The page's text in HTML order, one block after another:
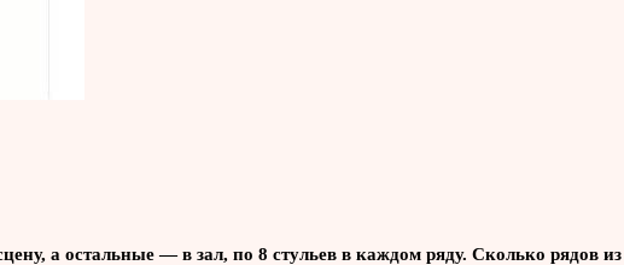
а остальные — в зал, по 8 стульев в каждом ряду. Сколько рядов